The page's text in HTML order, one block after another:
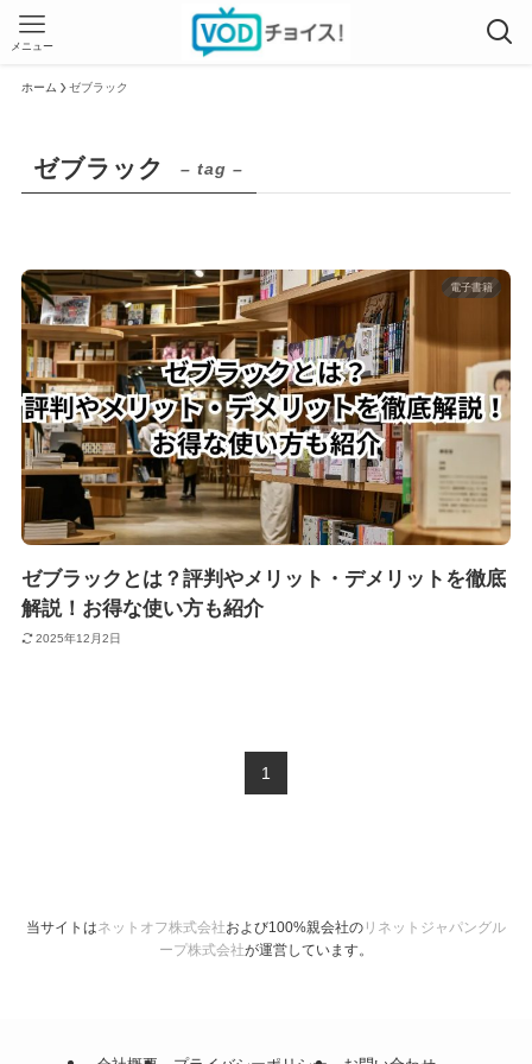
メニュー
ホーム ゼブラック
ゼブラック – tag –
電子書籍
ゼブラックとは？評判やメリット・デメリットを徹底
解説！お得な使い方も紹介
2025年12月2日
1
当サイトはネットオフ株式会社および100%親会社の リネットジャパングル
ープ株式会社が運営しています。